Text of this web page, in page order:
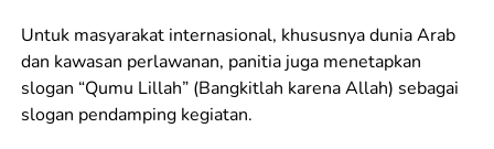
Untuk masyarakat internasional, khususnya dunia Arab
dan kawasan perlawanan, panitia juga menetapkan
slogan “Qumu Lillah” (Bangkitlah karena Allah) sebagai
slogan pendamping kegiatan.